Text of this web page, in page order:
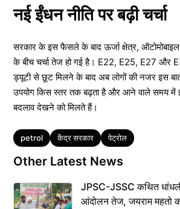
नई ईंधन नीति पर बढ़ी चर्चा
सरकार के इस फैसले के बाद ऊर्जा क्षेत्र,
के बीच चर्चा तेज हो गई है। E22, E25, E27 और
ड्यूटी से छूट मिलने के बाद अब लोगों की नजर इस
उपयोग किस स्तर तक बढ़ता है और आने वाले समय में
बदलाव देखने को मिलते हैं।
Tags
petrol केंद्र सरकार पेट्रोल
Other Latest News
JPSC-JSSC कथित
आंदोलन तेज, जयराम महतो